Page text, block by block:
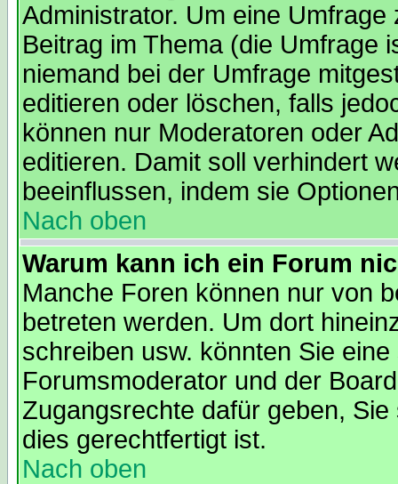
Administrator. Um eine
Beitrag im Thema (die Umfrage
niemand bei der Umfrage
editieren oder löschen, falls
können nur Moderatoren oder
editieren. Damit soll verhindert
beeinflussen, indem sie
Nach oben
Warum kann ich ein Forum
Manche Foren können nur von
betreten werden. Um dort
schreiben usw. könnten Sie
Forumsmoderator und der
Zugangsrechte dafür geben,
dies gerechtfertigt ist.
Nach oben